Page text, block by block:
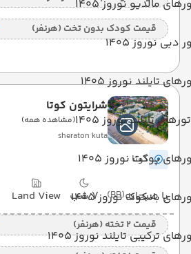
مالدیو نوروز 1405
دبی نوروز 1405
تایلند نوروز 1405
تورهای تایلند نوروز 1405 (مشاهده همه)
پوکت نوروز 1405
بانکوک نوروز 1405
ترکیبی تایلند نوروز 1405
قیمت کودک بدون تخت (هرنفر)
شرایتون کوتا
sheraton kuta
کوتا
با صبحانه(BB) 7 شب Land View
قیمت 2 تخته (هرنفر)